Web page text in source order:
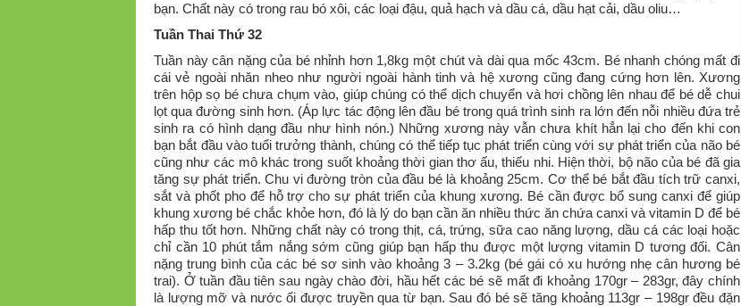
bạn. Chất này có trong rau bó xôi, các loại đậu, quả hạch và dầu cá, dầu hạt cải, dầu oliu…
Tuần Thai Thứ 32
Tuần này cân nặng của bé nhỉnh hơn 1,8kg một chút và dài qua mốc 43cm. Bé nhanh chóng mất đi
cái vẻ ngoài nhăn nheo như người ngoài hành tinh và hệ xương cũng đang cứng hơn lên. Xương
trên hộp sọ bé chưa chụm vào, giúp chúng có thể dịch chuyển và hơi chồng lên nhau để bé dễ chui
lọt qua đường sinh hơn. (Áp lực tác động lên đầu bé trong quá trình sinh ra lớn đến nỗi nhiều đứa trẻ
sinh ra có hình dạng đầu như hình nón.) Những xương này vẫn chưa khít hẳn lại cho đến khi con
bạn bắt đầu vào tuổi trưởng thành, chúng có thể tiếp tục phát triển cùng với sự phát triển của não bé
cũng như các mô khác trong suốt khoảng thời gian thơ ấu, thiếu nhi. Hiện thời, bộ não của bé đã gia
tăng sự phát triển. Chu vi đường tròn của đầu bé là khoảng 25cm. Cơ thể bé bắt đầu tích trữ canxi,
sắt và phốt pho để hỗ trợ cho sự phát triển của khung xương. Bé cần được bổ sung canxi để giúp
khung xương bé chắc khỏe hơn, đó là lý do bạn cần ăn nhiều thức ăn chứa canxi và vitamin D để bé
hấp thu tốt hơn. Những chất này có trong thịt, cá, trứng, sữa cao năng lượng, dầu cá các loại hoặc
chỉ cần 10 phút tắm nắng sớm cũng giúp bạn hấp thu được một lượng vitamin D tương đối. Cân
nặng trung bình của các bé sơ sinh vào khoảng 3 – 3.2kg (bé gái có xu hướng nhẹ cân hương bé
trai). Ở tuần đầu tiên sau ngày chào đời, hầu hết các bé sẽ mất đi khoảng 170gr – 283gr, đây chính
là lượng mỡ và nước ối được truyền qua từ bạn. Sau đó bé sẽ tăng khoảng 113gr – 198gr đều đặn